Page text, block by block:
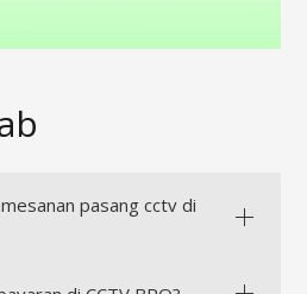
pasang cctv di